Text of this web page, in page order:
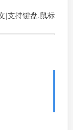
|支持键盘.鼠标